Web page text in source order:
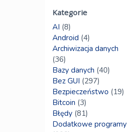
Kategorie
AI (8)
Android (4)
Archiwizacja danych
(36)
Bazy danych (40)
Bez GUI (297)
Bezpieczeństwo (19)
Bitcoin (3)
Błędy (81)
Dodatkowe programy